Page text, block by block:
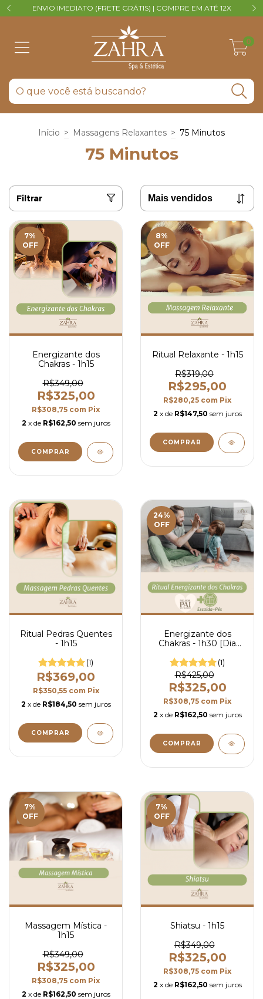
ENVIO IMEDIATO (FRETE GRÁTIS) | COMPRE EM ATÉ 12X
0
Início > Massagens Relaxantes > 75 Minutos
75 Minutos
Filtrar
7%
OFF
Energizante dos
Chakras - 1h15
R$349,00
R$325,00
R$308,75 com Pix
2 x de R$162,50 sem juros
8%
OFF
Ritual Relaxante - 1h15
R$319,00
R$295,00
R$280,25 com Pix
2 x de R$147,50 sem juros
Ritual Pedras Quentes
- 1h15
(1)
R$369,00
R$350,55 com Pix
2 x de R$184,50 sem juros
24%
OFF
Energizante dos
Chakras - 1h30 [Dia
(1)
R$425,00
R$325,00
R$308,75 com Pix
2 x de R$162,50 sem juros
7%
OFF
Massagem Mística -
1h15
R$349,00
R$325,00
R$308,75 com Pix
2 x de R$162,50 sem juros
7%
OFF
Shiatsu - 1h15
R$349,00
R$325,00
R$308,75 com Pix
2 x de R$162,50 sem juros